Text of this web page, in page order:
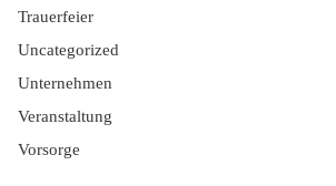
Trauerfeier
Uncategorized
Unternehmen
Veranstaltung
Vorsorge